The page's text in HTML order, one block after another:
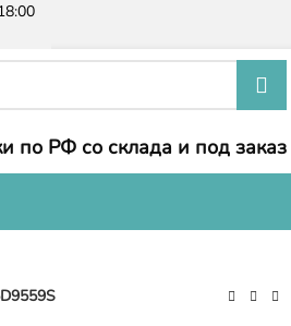
по РФ со склада и под заказ